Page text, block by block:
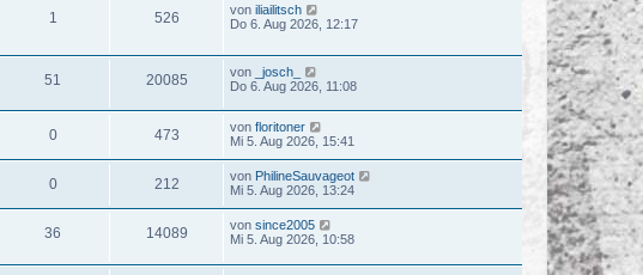
1 526 von iliailitsch
Do 6. Aug 2026, 12:17
51 20085 von
_josch_
Do 6. Aug 2026, 11:08
0 473 von floritoner
Mi 5. Aug 2026, 15:41
0 212 von PhilineSauvageot
Mi 5. Aug 2026, 13:24
36 14089 von since2005
Mi 5. Aug 2026, 10:58